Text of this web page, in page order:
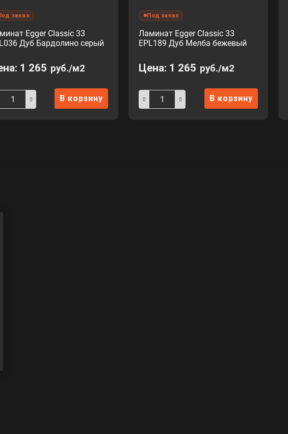
заказ
Egger Classic 33
Дуб Бардолино серый
1 265 руб./м2
В корзину
Под заказ
Ламинат Egger Classic 33
EPL189 Дуб Мелба бежевый
Цена: 1 265 руб./м2
В корзину